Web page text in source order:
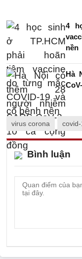
4
nền
Hà
virus corona covid-
Bình luận